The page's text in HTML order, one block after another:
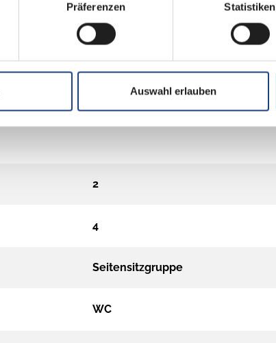
Präferenzen Statistiken
Auswahl erlauben
2
4
Seitensitzgruppe
WC